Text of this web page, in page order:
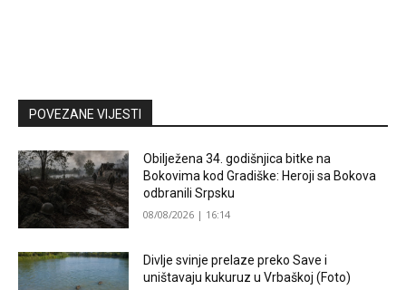
POVEZANE VIJESTI
Obilježena 34. godišnjica bitke na
Bokovima kod Gradiške: Heroji sa Bokova
odbranili Srpsku
08/08/2026 | 16:14
Divlje svinje prelaze preko Save i
uništavaju kukuruz u Vrbaškoj (Foto)